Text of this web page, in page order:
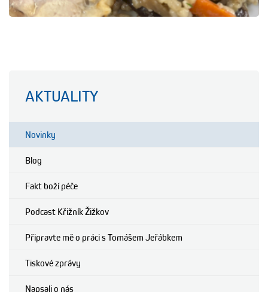
AKTUALITY
Novinky
Blog
Fakt boží péče
Podcast Křižník Žižkov
Připravte mě o práci s Tomášem Jeřábkem
Tiskové zprávy
Napsali o nás